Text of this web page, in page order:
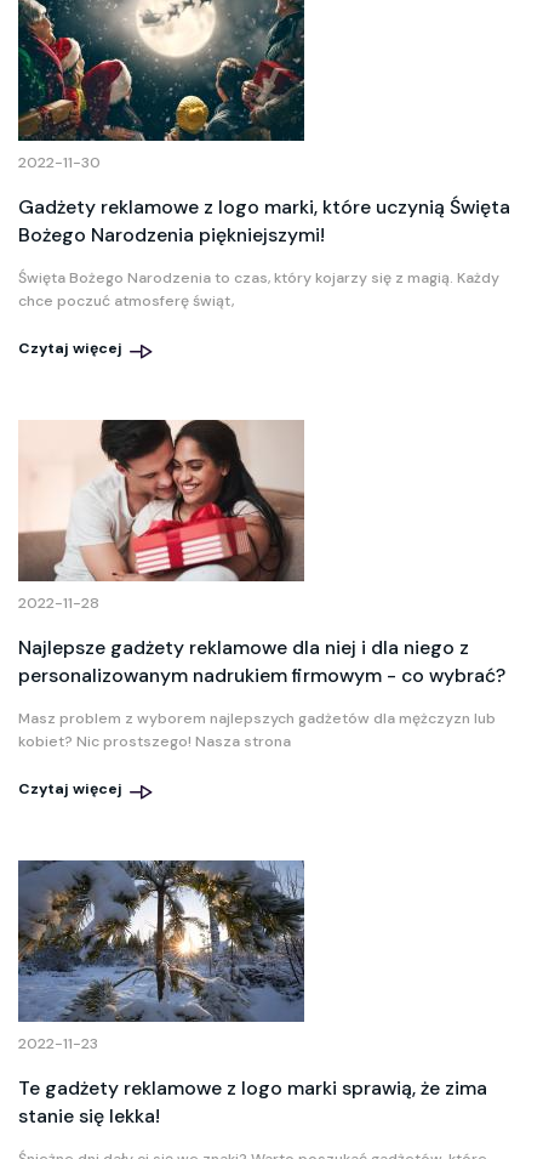
2022-11-30
Gadżety reklamowe z logo marki, które uczynią Święta
Bożego Narodzenia piękniejszymi!
Święta Bożego Narodzenia to czas, który kojarzy się z magią. Każdy
chce poczuć atmosferę świąt,
Czytaj więcej
2022-11-28
Najlepsze gadżety reklamowe dla niej i dla niego z
personalizowanym nadrukiem firmowym - co wybrać?
Masz problem z wyborem najlepszych gadżetów dla mężczyzn lub
kobiet? Nic prostszego! Nasza strona
Czytaj więcej
2022-11-23
Te gadżety reklamowe z logo marki sprawią, że zima
stanie się lekka!